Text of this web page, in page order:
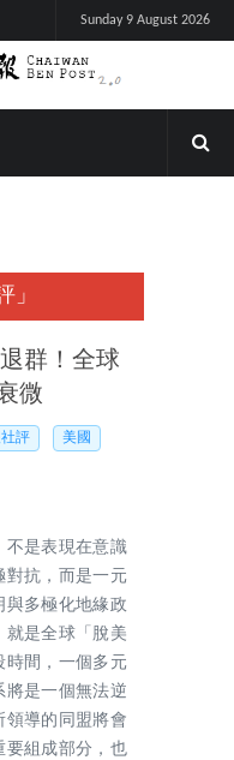
Sunday 9 August 2026
」
群！全球
微
評
美國
不是表現在意識
對抗，而是一元
與多極化地緣政
就是全球「脫美
時間，一個多元
將是一個無法逆
領導的同盟將會
要組成部分，也